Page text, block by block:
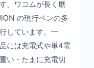
。ワコムが長く磨
の現行ペンの多
しています。一
には充電式や単4電
い・たまに充電切